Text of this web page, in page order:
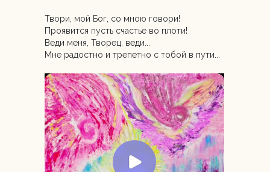
Твори, мой Бог, со мною говори!
Проявится пусть счастье во плоти!
Веди меня, Творец, веди...
Мне радостно и трепетно с тобой в пути...